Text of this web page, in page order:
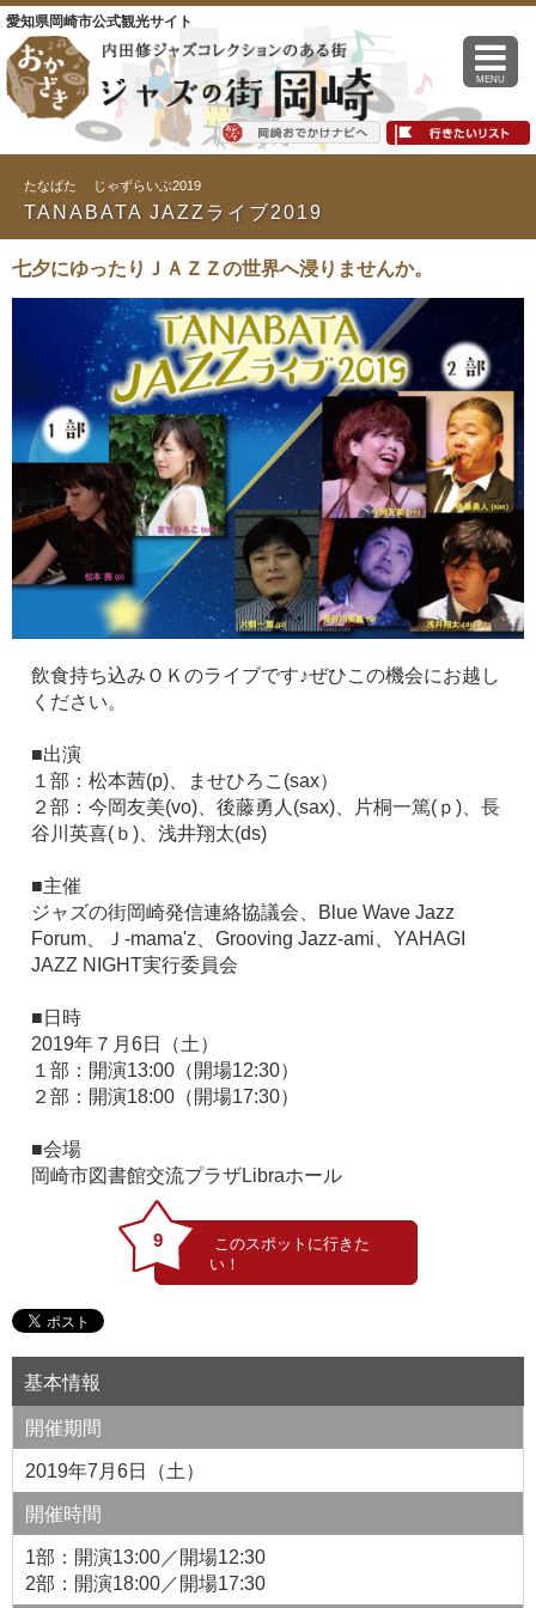
愛知県岡崎市公式観光サイト
MENU
たなばた じゃずらいぶ2019
TANABATA JAZZライブ2019
七夕にゆったりＪＡＺＺの世界へ浸りませんか。
飲食持ち込みＯＫのライブです♪ぜひこの機会にお越し
ください。
■出演
１部：松本茜(p)、ませひろこ(sax）
２部：今岡友美(vo)、後藤勇人(sax)、片桐一篤(ｐ)、長
谷川英喜(ｂ)、浅井翔太(ds)
■主催
ジャズの街岡崎発信連絡協議会、Blue Wave Jazz
Forum、Ｊ-mama'z、Grooving Jazz-ami、YAHAGI
JAZZ NIGHT実行委員会
■日時
2019年７月6日（土）
１部：開演13:00（開場12:30）
２部：開演18:00（開場17:30）
■会場
岡崎市図書館交流プラザLibraホール
9
基本情報
開催期間
2019年7月6日（土）
開催時間
1部：開演13:00／開場12:30
2部：開演18:00／開場17:30